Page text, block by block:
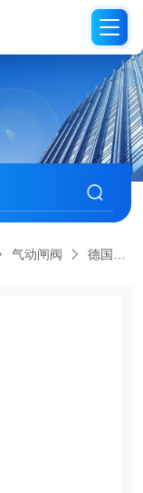
气动闸阀 德国进口法兰闸阀 进口不锈钢法兰闸阀